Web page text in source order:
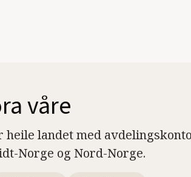
våre
landet med
Norge og Nord-Norge.